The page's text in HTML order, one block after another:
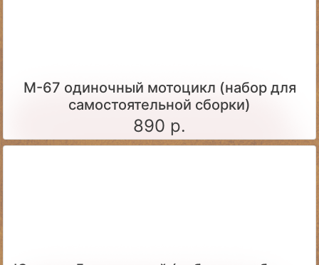
М-67 одиночный мотоцикл (набор для
самостоятельной сборки)
890 р.